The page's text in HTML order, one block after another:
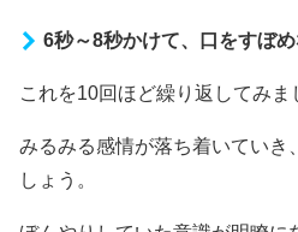
6秒～8秒かけて、口をすぼ
これを10回ほど繰り返してみま
みるみる感情が落ち着いていき
しょう。